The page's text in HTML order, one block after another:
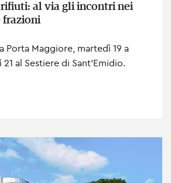
al via gli incontri nei
frazioni
Porta Maggiore, martedì 19 a
al Sestiere di Sant’Emidio.